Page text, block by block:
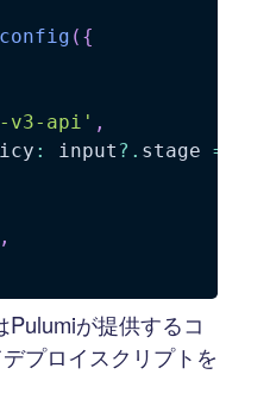
( {
v3-api' ,
: input ?. stage ===
,
Pulumiが提供するコ
プロイスクリプトを